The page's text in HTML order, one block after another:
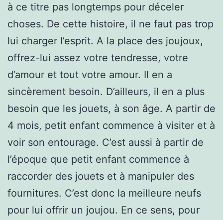
à ce titre pas longtemps pour déceler
choses. De cette histoire, il ne faut pas trop
lui charger l’esprit. A la place des joujoux,
offrez-lui assez votre tendresse, votre
d’amour et tout votre amour. Il en a
sincèrement besoin. D’ailleurs, il en a plus
besoin que les jouets, à son âge. A partir de
4 mois, petit enfant commence à visiter et à
voir son entourage. C’est aussi à partir de
l’époque que petit enfant commence à
raccorder des jouets et à manipuler des
fournitures. C’est donc la meilleure neufs
pour lui offrir un joujou. En ce sens, pour